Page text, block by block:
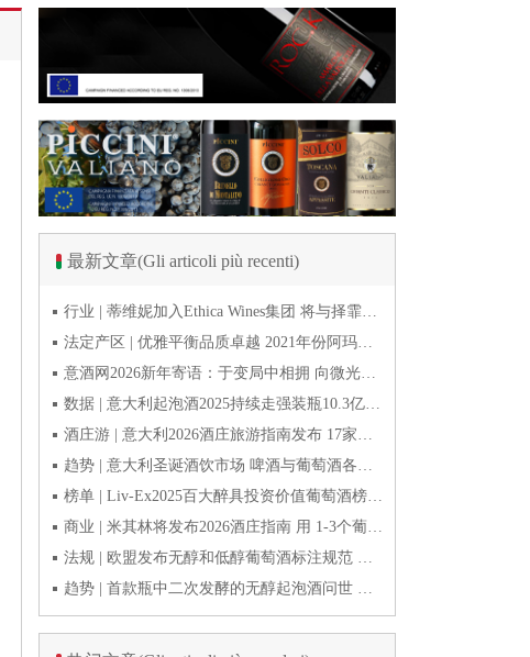
最新文章(Gli articoli più recenti)
行业 | 蒂维妮加入Ethica Wines集团 将与择霏罗共拓中国市场
法定产区 | 优雅平衡品质卓越 2021年份阿玛罗尼Amarone全球预品会落幕
意酒网2026新年寄语：于变局中相拥 向微光而前行
数据 | 意大利起泡酒2025持续走强装瓶10.3亿瓶 普罗塞克风靡全球
酒庄游 | 意大利2026酒庄旅游指南发布 17家葡萄酒博物馆别错过
趋势 | 意大利圣诞酒饮市场 啤酒与葡萄酒各自精彩
榜单 | Liv-Ex2025百大醉具投资价值葡萄酒榜单发布 20款意酒入选
商业 | 米其林将发布2026酒庄指南 用 1-3个葡萄串为部分酒庄评级
法规 | 欧盟发布无醇和低醇葡萄酒标注规范 无醇酒可以被种出来吗
趋势 | 首款瓶中二次发酵的无醇起泡酒问世 意大利酿酒师用特种酵母开创历史